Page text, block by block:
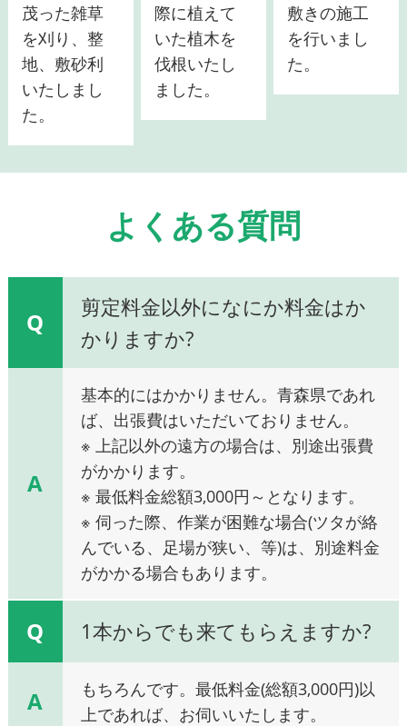
茂った雑草
を刈り、整
地、敷砂利
いたしまし
た。
際に植えて
いた植木を
伐根いたし
ました。
敷きの施工
を行いまし
た。
よくある質問
Q
剪定料金以外になにか料金はか
かりますか?
A
基本的にはかかりません。青森県であれ
ば、出張費はいただいておりません。
※ 上記以外の遠方の場合は、別途出張費
がかかります。
※ 最低料金総額3,000円～となります。
※ 伺った際、作業が困難な場合(ツタが絡
んでいる、足場が狭い、等)は、別途料金
がかかる場合もあります。
Q 1本からでも来てもらえますか?
A
もちろんです。最低料金(総額3,000円)以
上であれば、お伺いいたします。